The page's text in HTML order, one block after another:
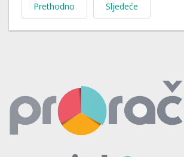
Prethodno Sljedeće